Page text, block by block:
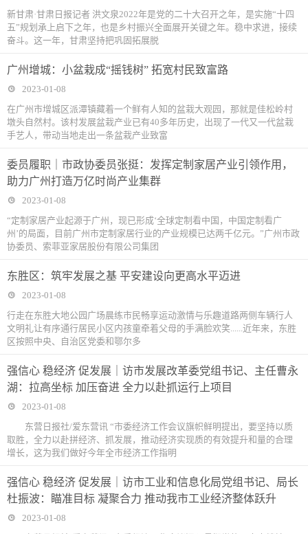
新甘肃·甘肃日报记者 洪文泉2022年是党的二十大召开之年，是实施“十四
五”规划承上启下之年，也是乡村振兴全面展开关键之年。稳中求进，接续
奋斗。这一年，甘肃坚持把巩固拓展脱
广州增城：小盆栽成“摇钱树” 拓宽村民致富路
2023-01-08
在广州市增城区派潭镇藏着一个鲜有人知的盆栽大观园，那就是佳松岭村
墩头自然村。该村发展盆栽产业已有40多年历史，出现了一代又一代盆栽
手艺人，带动当地走出一条盆栽产业致富
委员履职｜市政协委员张挺：发挥定制家居产业引领作用，
助力广州打造万亿时尚产业集群
2023-01-08
“定制家居产业起源于广州，现已形成‘全球定制看中国，中国定制看广
州’的局面，目前广州市定制家居行业的产业规模已达两千亿元。”广州市政
协委员、索菲亚家居股份有限公司集团
东胜区：筑牢发展之基 平安建设向更高水平迈进
2023-01-08
行走在东胜大地公园广场晨练市民畅享运动激情与乐趣道路两侧车辆行人
文明礼让有序通行居民小区内孩童牵着父母的手满脸欢笑......近年来，东胜
区按照中央、自治区党委和鄂尔多
强信心 稳经济 促发展｜访市发展改革委党组书记、主任曹永
湖：拉高坐标 加压奋进 全力以赴抓运行上项目
2023-01-08
东营日报社/爱东营讯 “市委经济工作会议旗帜鲜明提出，要坚持以质
取胜，全力以赴拼经济、抓发展，推动经济实现质的有效提升和量的合理
增长，这为我们做好今年全市经济工作指明
强信心 稳经济 促发展｜访市工业和信息化局党组书记、局长
杜振波：瞄准目标 凝聚合力 推动我市工业经济整体跃升
2023-01-08